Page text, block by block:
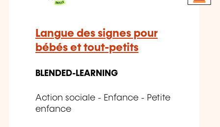
Langue des signes pour
bébés et tout-petits
BLENDED-LEARNING
Action sociale - Enfance - Petite
enfance